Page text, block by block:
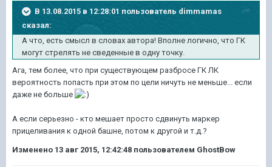
В 13.08.2015 в 12:28:01 пользователь dimmamas
сказал:
А что, есть смысл в словах автора! Вполне логично, что ГК
могут стрелять не сведенные в одну точку.
Ага, тем более, что при существующем разбросе ГК ЛК
вероятность попасть при этом по цели ничуть не меньше... если
даже не больше
А если серьезно - кто мешает просто сдвинуть маркер
прицеливания к одной башне, потом к другой и т.д.?
Изменено 13 авг 2015, 12:42:48 пользователем GhostBow